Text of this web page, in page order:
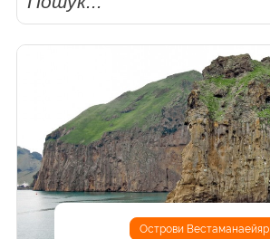
Острови Вестаманаейяр